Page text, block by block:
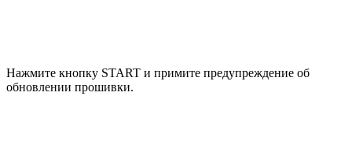
Нажмите кнопку START и примите предупреждение об
обновлении прошивки.